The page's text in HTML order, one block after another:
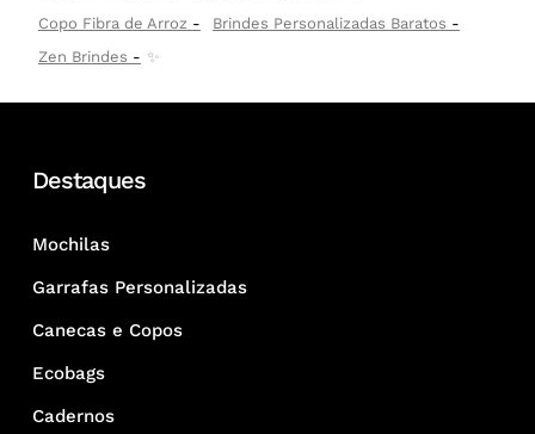
Copo Fibra de Arroz
Brindes Personalizadas Baratos
Zen Brindes
✨
Destaques
Mochilas
Garrafas Personalizadas
Canecas e Copos
Ecobags
Cadernos